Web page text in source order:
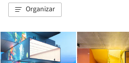
Organizar